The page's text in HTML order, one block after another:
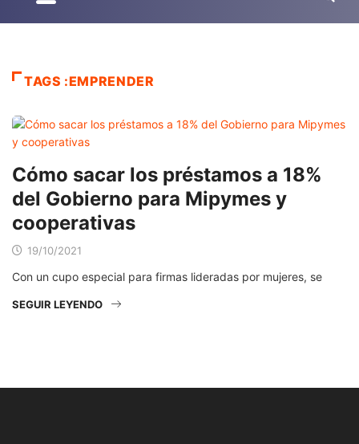
TAGS :EMPRENDER
Cómo sacar los préstamos a 18%
del Gobierno para Mipymes y
cooperativas
19/10/2021
Con un cupo especial para firmas lideradas por mujeres, se
SEGUIR LEYENDO